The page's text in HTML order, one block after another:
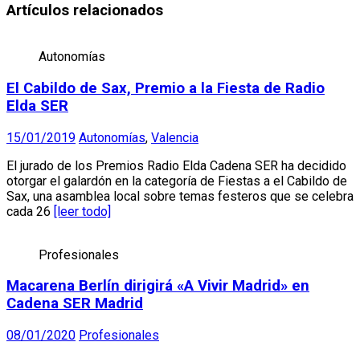
Artículos relacionados
Autonomías
El Cabildo de Sax, Premio a la Fiesta de Radio
Elda SER
15/01/2019 Autonomías, Valencia
El jurado de los Premios Radio Elda Cadena SER ha decidido
otorgar el galardón en la categoría de Fiestas a el Cabildo de
Sax, una asamblea local sobre temas festeros que se celebra
cada 26 [leer todo]
Profesionales
Macarena Berlín dirigirá «A Vivir Madrid» en
Cadena SER Madrid
08/01/2020 Profesionales